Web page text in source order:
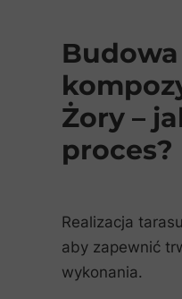
Żory –
proces?
Realizacja
aby zapewnić
wykonania.